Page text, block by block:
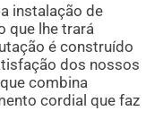
instalação de
que lhe trará
é construído
dos nossos
combina
cordial que faz